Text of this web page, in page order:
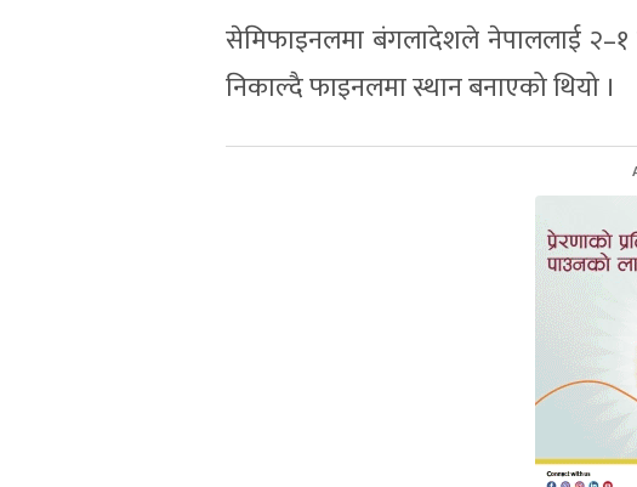
सेमिफाइनलमा बंगलादेशले नेपाललाई २–१
निकाल्दै फाइनलमा स्थान बनाएको थियो ।